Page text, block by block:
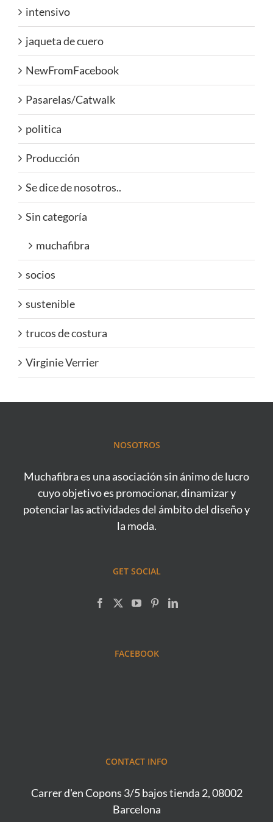
intensivo
jaqueta de cuero
NewFromFacebook
Pasarelas/Catwalk
politica
Producción
Se dice de nosotros..
Sin categoría
muchafibra
socios
sustenible
trucos de costura
Virginie Verrier
NOSOTROS
Muchafibra es una asociación sin ánimo de lucro
cuyo objetivo es promocionar, dinamizar y
potenciar las actividades del ámbito del diseño y
la moda.
GET SOCIAL
FACEBOOK
CONTACT INFO
Carrer d'en Copons 3/5 bajos tienda 2, 08002
Barcelona